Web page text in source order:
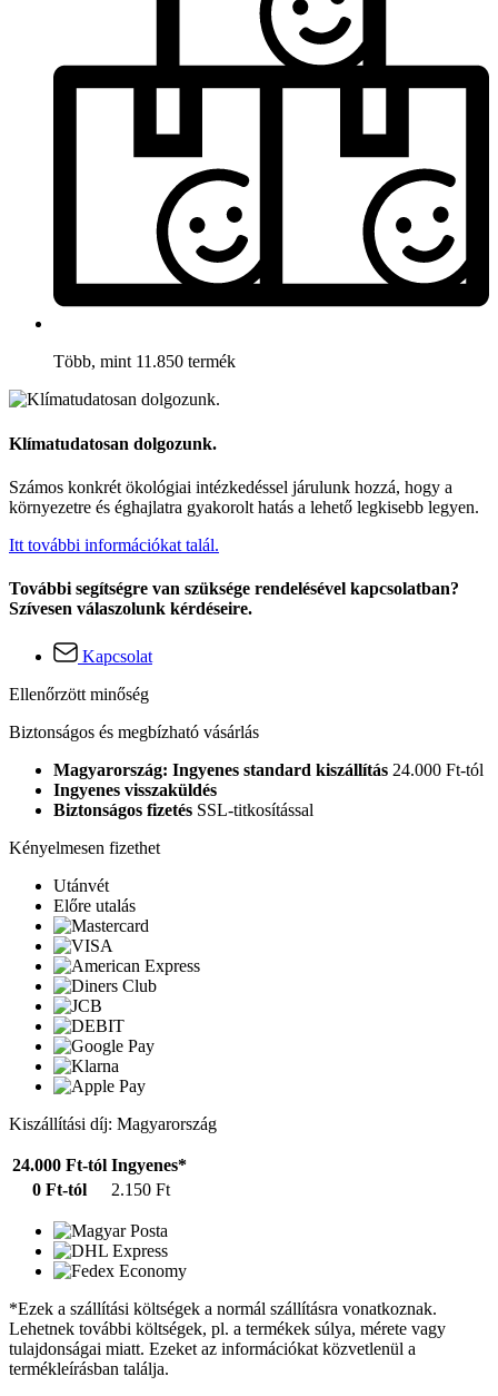
Több, mint 11.850 termék
Klímatudatosan dolgozunk.
Számos konkrét ökológiai intézkedéssel járulunk hozzá, hogy a
környezetre és éghajlatra gyakorolt hatás a lehető legkisebb legyen.
Itt további információkat talál.
További segítségre van szüksége rendelésével kapcsolatban?
Szívesen válaszolunk kérdéseire.
Kapcsolat
Ellenőrzött minőség
Biztonságos és megbízható vásárlás
Magyarország: Ingyenes standard kiszállítás 24.000 Ft-tól
Ingyenes visszaküldés
Biztonságos fizetés SSL-titkosítással
Kényelmesen fizethet
Utánvét
Előre utalás
Kiszállítási díj: Magyarország
24.000 Ft-tól Ingyenes*
0 Ft-tól
2.150 Ft
*Ezek a szállítási költségek a normál szállításra vonatkoznak.
Lehetnek további költségek, pl. a termékek súlya, mérete vagy
tulajdonságai miatt. Ezeket az információkat közvetlenül a
termékleírásban találja.